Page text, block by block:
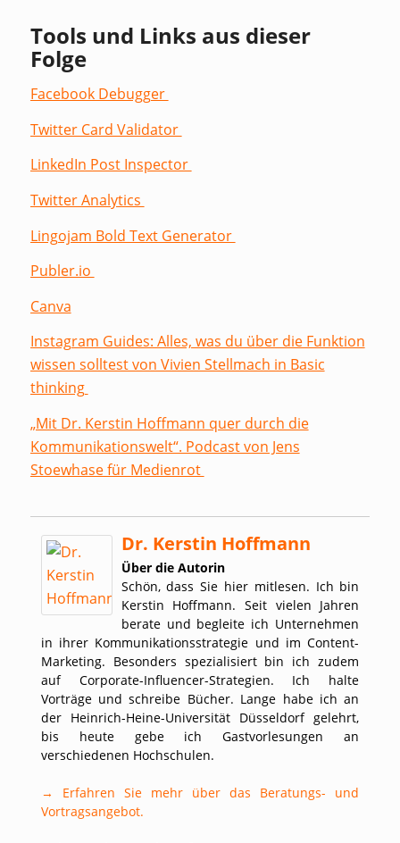
Tools und Links aus dieser
Folge
Facebook Debugger
Twitter Card Validator
LinkedIn Post Inspector
Twitter Analytics
Lingojam Bold Text Generator
Publer.io
Canva
Instagram Guides: Alles, was du über die Funktion
wissen solltest von Vivien Stellmach in Basic
thinking
„Mit Dr. Kerstin Hoffmann quer durch die
Kommunikationswelt“. Podcast von Jens
Stoewhase für Medienrot
Dr. Kerstin Hoffmann
Über die Autorin
Schön, dass Sie hier mitlesen. Ich bin
Kerstin Hoffmann. Seit vielen Jahren
berate und begleite ich Unternehmen
in ihrer Kommunikationsstrategie und im Content-
Marketing. Besonders spezialisiert bin ich zudem
auf Corporate-Influencer-Strategien. Ich halte
Vorträge und schreibe Bücher. Lange habe ich an
der Heinrich-Heine-Universität Düsseldorf gelehrt,
bis heute gebe ich Gastvorlesungen an
verschiedenen Hochschulen.
→ Erfahren Sie mehr über das Beratungs- und
Vortragsangebot.